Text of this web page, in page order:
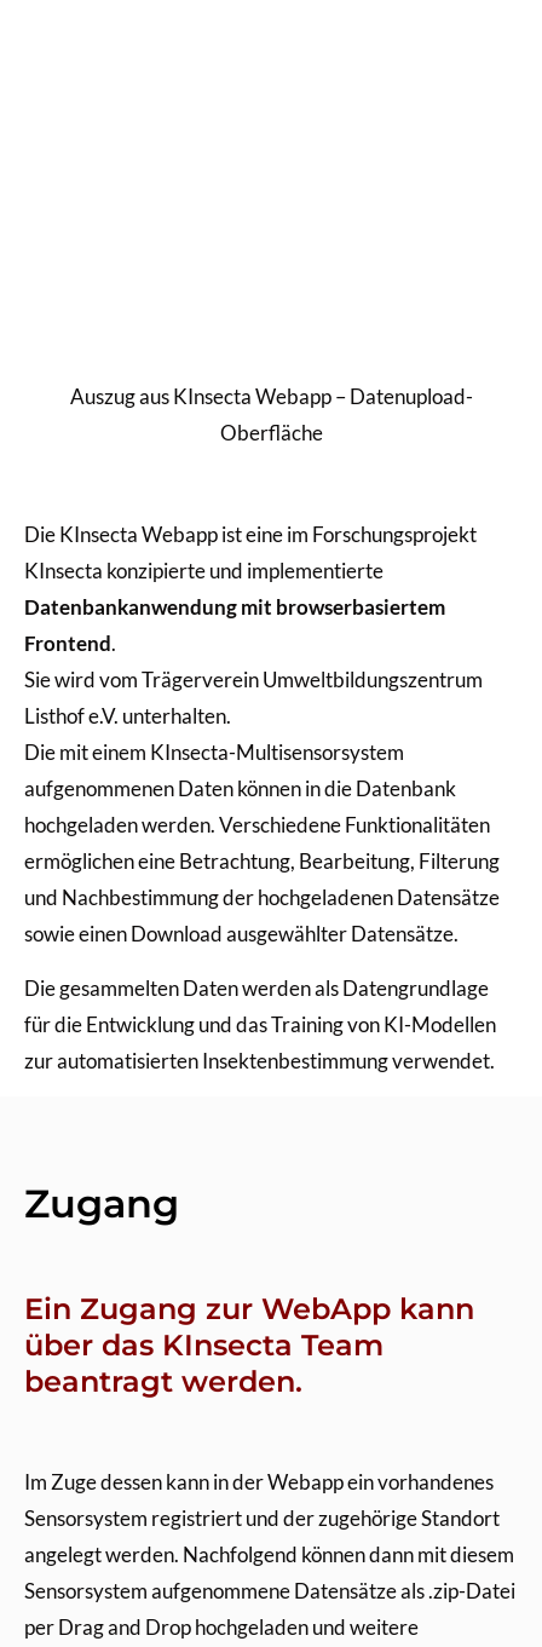
Auszug aus KInsecta Webapp – Datenupload-
Oberfläche
Die KInsecta Webapp ist eine im Forschungsprojekt
KInsecta konzipierte und implementierte
Datenbankanwendung mit browserbasiertem
Frontend.
Sie wird vom Trägerverein Umweltbildungszentrum
Listhof e.V. unterhalten.
Die mit einem KInsecta-Multisensorsystem
aufgenommenen Daten können in die Datenbank
hochgeladen werden. Verschiedene Funktionalitäten
ermöglichen eine Betrachtung, Bearbeitung, Filterung
und Nachbestimmung der hochgeladenen Datensätze
sowie einen Download ausgewählter Datensätze.
Die gesammelten Daten werden als Datengrundlage
für die Entwicklung und das Training von KI-Modellen
zur automatisierten Insektenbestimmung verwendet.
Zugang
Ein Zugang zur WebApp kann
über das KInsecta Team
beantragt werden.
Im Zuge dessen kann in der Webapp ein vorhandenes
Sensorsystem registriert und der zugehörige Standort
angelegt werden. Nachfolgend können dann mit diesem
Sensorsystem aufgenommene Datensätze als .zip-Datei
per Drag and Drop hochgeladen und weitere